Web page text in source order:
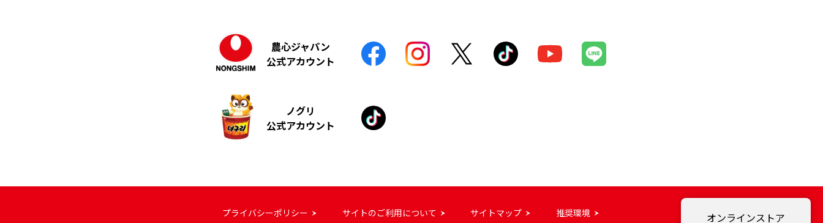
農心ジャパン
公式アカウント
ノグリ
公式アカウント
オンラインストア
プライバシーポリシー サイトのご利用について サイトマップ 推奨環境